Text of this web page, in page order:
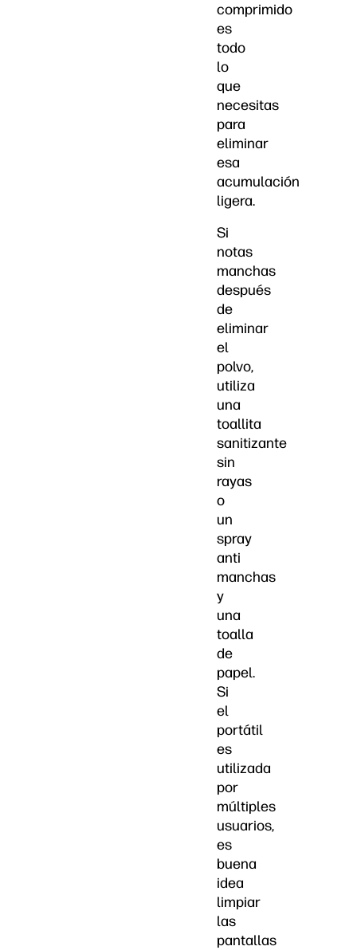
comprimido
es
todo
lo
que
necesitas
para
eliminar
esa
acumulación
ligera.
Si
notas
manchas
después
de
eliminar
el
polvo,
utiliza
una
toallita
sanitizante
sin
rayas
o
un
spray
anti
manchas
y
una
toalla
de
papel.
Si
el
portátil
es
utilizada
por
múltiples
usuarios,
es
buena
idea
limpiar
las
pantallas